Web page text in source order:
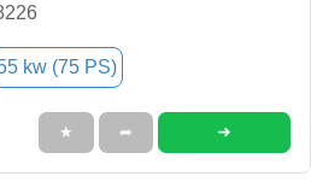
kw (75 PS)
★ ➦ ➜